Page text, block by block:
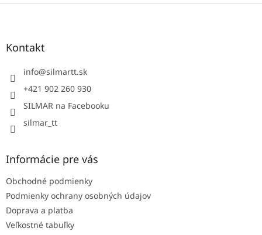
Z
Kontakt
info@silmartt.sk
+421 902 260 930
SILMAR na Facebooku
silmar_tt
Informácie pre vás
Obchodné podmienky
Podmienky ochrany osobných údajov
Doprava a platba
Veľkostné tabuľky